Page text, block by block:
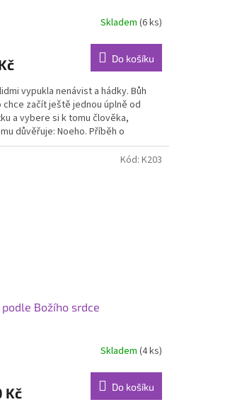
Skladem (6 ks)
Do košíku
vypukla nenávist a hádky. Bůh
začít ještě jednou úplně od
a vybere si k tomu člověka,
důvěřuje: Noeho. Příběh o
arše a velikém...
podle Božího srdce
Skladem (4 ks)
Kč Do košíku
Kód: K203